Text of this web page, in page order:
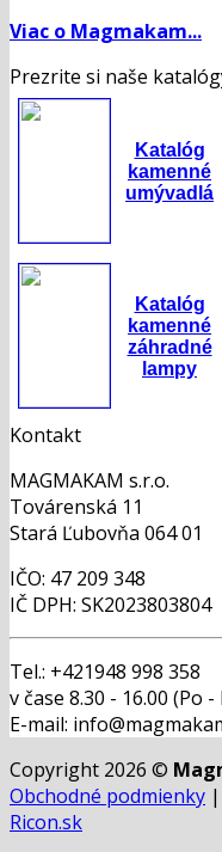
Viac o Magmakam...
Prezrite si naše
Katalóg
kamenné
umývadlá
Katalóg
kamenné
záhradné
lampy
Kontakt
MAGMAKAM s.r.o.
Továrenská 11
Stará Ľubovňa 064 01
IČO: 47 209 348
IČ DPH: SK2023803804
Tel.: +421948 998 358
v čase 8.30 - 16.00 (Po -
E-mail:
Copyright 2026 ©
Obchodné podmienky |
Ricon.sk